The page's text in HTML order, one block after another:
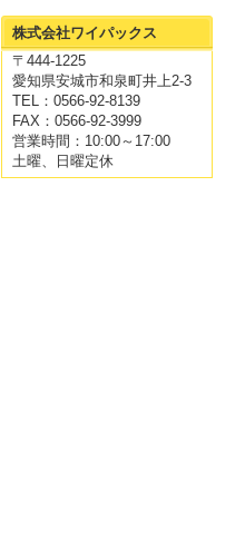
株式会社ワイパックス
〒444-1225
愛知県安城市和泉町井上2-3
TEL：0566-92-8139
FAX：0566-92-3999
営業時間：10:00～17:00
土曜、日曜定休